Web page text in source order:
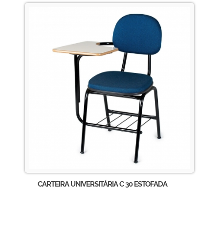
CARTEIRA UNIVERSITÁRIA C 30 ESTOFADA